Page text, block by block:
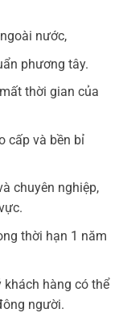
nước,
phương tây.
thời gian của
cấp và bền bỉ
chuyên nghiệp,
thời hạn 1 năm
hàng có thể
người.